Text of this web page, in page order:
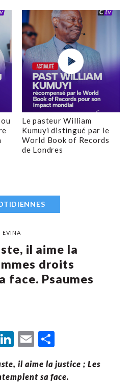
Le pasteur William
Kumuyi distingué par le
World Book of Records
de Londres
EVINA
il aime la
droits
face. Psaumes
LinkedIn
Email
il aime la justice ; Les
sa face.